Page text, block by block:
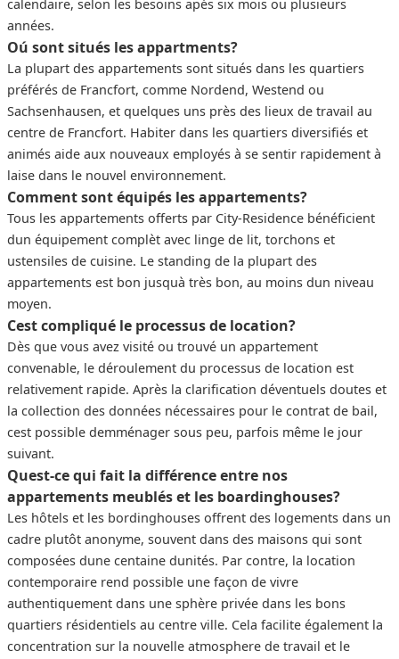
calendaire, selon les besoins apés six mois ou plusieurs
années.
Oú sont situés les appartments?
La plupart des appartements sont situés dans les quartiers
préférés de Francfort, comme Nordend, Westend ou
Sachsenhausen, et quelques uns près des lieux de travail au
centre de Francfort. Habiter dans les quartiers diversifiés et
animés aide aux nouveaux employés à se sentir rapidement à
laise dans le nouvel environnement.
Comment sont équipés les appartements?
Tous les appartements offerts par City-Residence bénéficient
dun équipement complèt avec linge de lit, torchons et
ustensiles de cuisine. Le standing de la plupart des
appartements est bon jusquà très bon, au moins dun niveau
moyen.
Cest compliqué le processus de location?
Dès que vous avez visité ou trouvé un appartement
convenable, le déroulement du processus de location est
relativement rapide. Après la clarification déventuels doutes et
la collection des données nécessaires pour le contrat de bail,
cest possible demménager sous peu, parfois même le jour
suivant.
Quest-ce qui fait la différence entre nos
appartements meublés et les boardinghouses?
Les hôtels et les bordinghouses offrent des logements dans un
cadre plutôt anonyme, souvent dans des maisons qui sont
composées dune centaine dunités. Par contre, la location
contemporaire rend possible une façon de vivre
authentiquement dans une sphère privée dans les bons
quartiers résidentiels au centre ville. Cela facilite également la
concentration sur la nouvelle atmosphere de travail et le